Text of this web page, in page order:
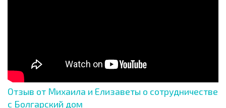
Отзыв от Михаила и Елизаветы о сотрудничестве
с Болгарский дом